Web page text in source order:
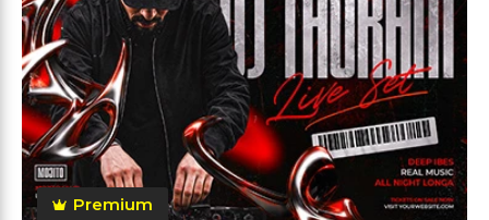
Premium